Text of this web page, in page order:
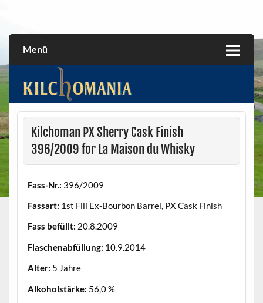
Menü
Kilchoman PX Sherry Cask Finish
396/2009 for La Maison du Whisky
Fass-Nr.: 396/2009
Fassart: 1st Fill Ex-Bourbon Barrel, PX Cask Finish
Fass befüllt: 20.8.2009
Flaschenabfüllung: 10.9.2014
Alter: 5 Jahre
Alkoholstärke: 56,0 %